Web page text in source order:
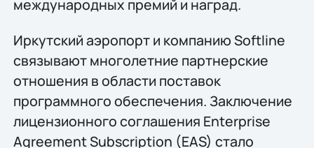
международных премий и наград.
Иркутский аэропорт и компанию Softline
связывают многолетние партнерские
отношения в области поставок
программного обеспечения. Заключение
лицензионного соглашения Enterprise
Agreement Subscription (EAS) стало